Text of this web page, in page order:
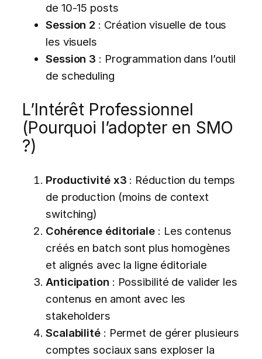
de 10-15 posts
Session 2 : Création visuelle de tous
les visuels
Session 3 : Programmation dans l’outil
de scheduling
L’Intérêt Professionnel
(Pourquoi l’adopter en SMO
?)
Productivité x3 : Réduction du temps
de production (moins de context
switching)
Cohérence éditoriale : Les contenus
créés en batch sont plus homogènes
et alignés avec la ligne éditoriale
Anticipation : Possibilité de valider les
contenus en amont avec les
stakeholders
Scalabilité: Permet de gérer plusieurs
comptes sociaux sans exploser la